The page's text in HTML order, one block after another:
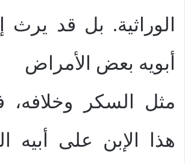
الوراثية. بل قد يرث
أبويه بعض الأمراض
مثل السكر وخلافه،
هذا الإبن على أبيه